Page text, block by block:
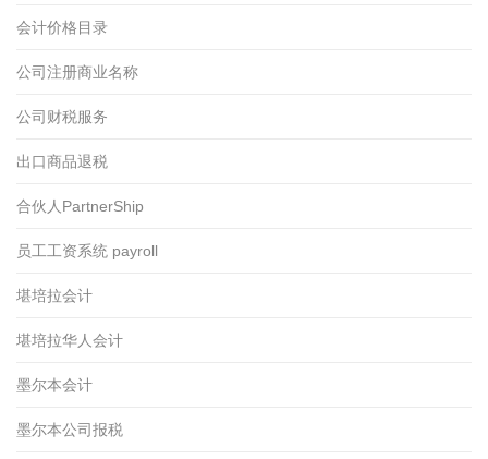
会计价格目录
公司注册商业名称
公司财税服务
出口商品退税
合伙人PartnerShip
员工工资系统 payroll
堪培拉会计
堪培拉华人会计
墨尔本会计
墨尔本公司报税